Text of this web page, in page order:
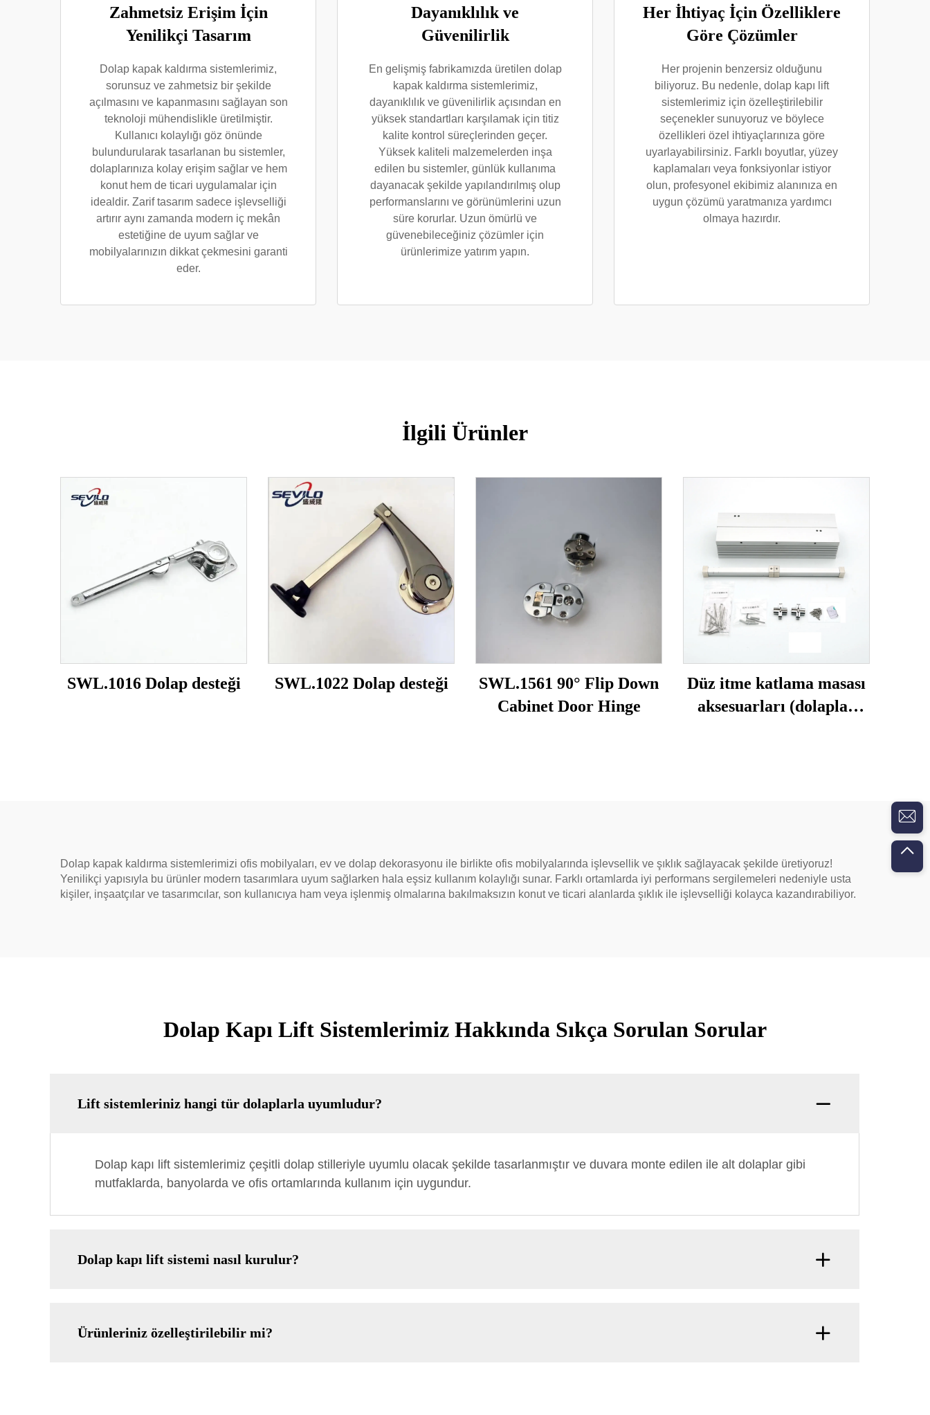
Zahmetsiz Erişim İçin
Yenilikçi Tasarım
Dolap kapak kaldırma sistemlerimiz,
sorunsuz ve zahmetsiz bir şekilde
açılmasını ve kapanmasını sağlayan son
teknoloji mühendislikle üretilmiştir.
Kullanıcı kolaylığı göz önünde
bulundurularak tasarlanan bu sistemler,
dolaplarınıza kolay erişim sağlar ve hem
konut hem de ticari uygulamalar için
idealdir. Zarif tasarım sadece işlevselliği
artırır aynı zamanda modern iç mekân
estetiğine de uyum sağlar ve
mobilyalarınızın dikkat çekmesini garanti
eder.
Dayanıklılık ve
Güvenilirlik
En gelişmiş fabrikamızda üretilen dolap
kapak kaldırma sistemlerimiz,
dayanıklılık ve güvenilirlik açısından en
yüksek standartları karşılamak için titiz
kalite kontrol süreçlerinden geçer.
Yüksek kaliteli malzemelerden inşa
edilen bu sistemler, günlük kullanıma
dayanacak şekilde yapılandırılmış olup
performanslarını ve görünümlerini uzun
süre korurlar. Uzun ömürlü ve
güvenebileceğiniz çözümler için
ürünlerimize yatırım yapın.
Her İhtiyaç İçin Özelliklere
Göre Çözümler
Her projenin benzersiz olduğunu
biliyoruz. Bu nedenle, dolap kapı lift
sistemlerimiz için özelleştirilebilir
seçenekler sunuyoruz ve böylece
özellikleri özel ihtiyaçlarınıza göre
uyarlayabilirsiniz. Farklı boyutlar, yüzey
kaplamaları veya fonksiyonlar istiyor
olun, profesyonel ekibimiz alanınıza en
uygun çözümü yaratmanıza yardımcı
olmaya hazırdır.
İlgili Ürünler
SWL.1016 Dolap desteği SWL.1022 Dolap desteği
SWL.1561 90° Flip Down
Cabinet Door Hinge
Düz itme katlama masası
aksesuarları (dolaplar
Dolap kapak kaldırma sistemlerimizi ofis mobilyaları, ev ve dolap dekorasyonu ile birlikte ofis mobilyalarında işlevsellik ve şıklık sağlayacak şekilde üretiyoruz!
Yenilikçi yapısıyla bu ürünler modern tasarımlara uyum sağlarken hala eşsiz kullanım kolaylığı sunar. Farklı ortamlarda iyi performans sergilemeleri nedeniyle usta
kişiler, inşaatçılar ve tasarımcılar, son kullanıcıya ham veya işlenmiş olmalarına bakılmaksızın konut ve ticari alanlarda şıklık ile işlevselliği kolayca kazandırabiliyor.
Dolap Kapı Lift Sistemlerimiz Hakkında Sıkça Sorulan Sorular
Lift sistemleriniz hangi tür dolaplarla uyumludur?
Dolap kapı lift sistemlerimiz çeşitli dolap stilleriyle uyumlu olacak şekilde tasarlanmıştır ve duvara monte edilen ile alt dolaplar gibi
mutfaklarda, banyolarda ve ofis ortamlarında kullanım için uygundur.
Dolap kapı lift sistemi nasıl kurulur?
Ürünleriniz özelleştirilebilir mi?